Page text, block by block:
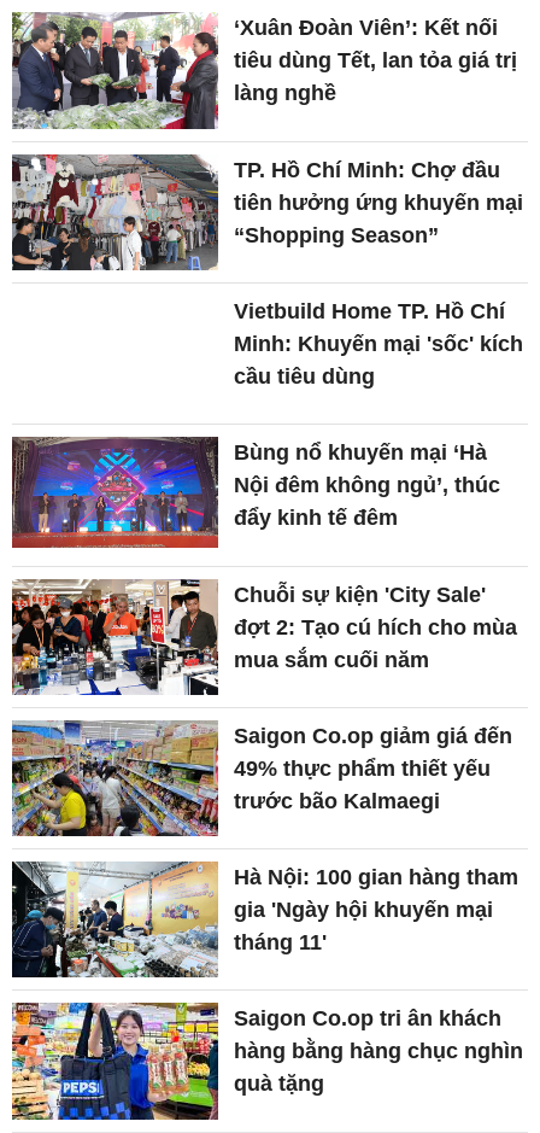
‘Xuân Đoàn Viên’: Kết nối
tiêu dùng Tết, lan tỏa giá trị
làng nghề
TP. Hồ Chí Minh: Chợ đầu
tiên hưởng ứng khuyến mại
“Shopping Season”
Vietbuild Home TP. Hồ Chí
Minh: Khuyến mại 'sốc' kích
cầu tiêu dùng
Bùng nổ khuyến mại ‘Hà
Nội đêm không ngủ’, thúc
đẩy kinh tế đêm
Chuỗi sự kiện 'City Sale'
đợt 2: Tạo cú hích cho mùa
mua sắm cuối năm
Saigon Co.op giảm giá đến
49% thực phẩm thiết yếu
trước bão Kalmaegi
Hà Nội: 100 gian hàng tham
gia 'Ngày hội khuyến mại
tháng 11'
Saigon Co.op tri ân khách
hàng bằng hàng chục nghìn
quà tặng